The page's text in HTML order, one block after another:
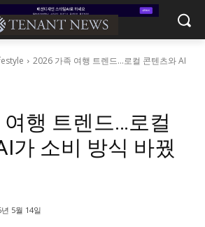
2026 가족 여행 트렌드…로컬 콘텐츠와 AI
행 트렌드…로컬
가 소비 방식 바꿨
5월 14일